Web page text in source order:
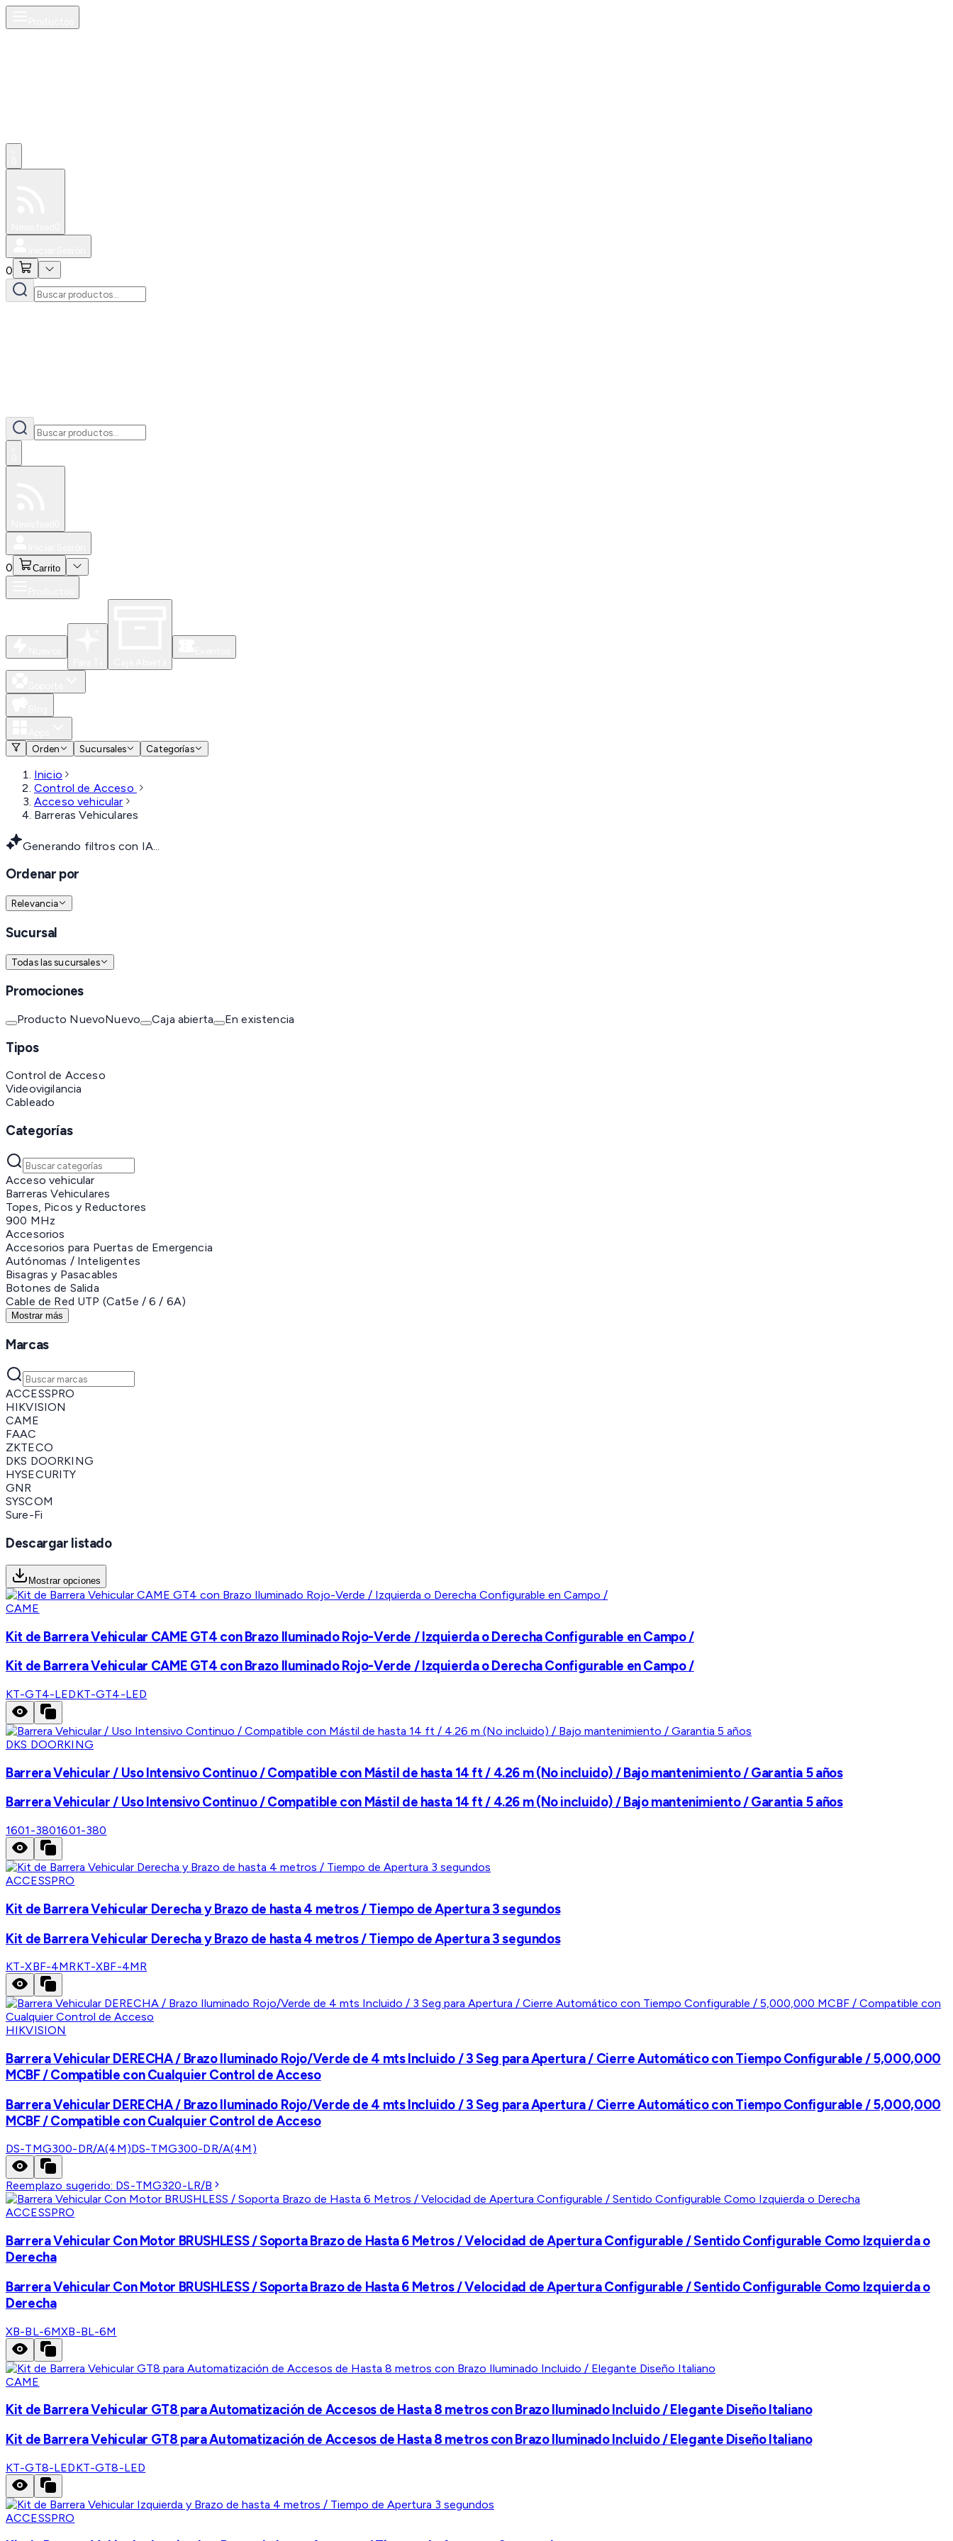
0
0 Carrito
Orden
Sucursales Categorías
Inicio
Control de Acceso
Acceso vehicular
Barreras Vehiculares
Generando filtros con IA...
Ordenar por
Relevancia
Sucursal
Todas las sucursales
Promociones
Producto NuevoNuevo Caja abierta En existencia
Tipos
Control de Acceso
Videovigilancia
Cableado
Categorías
Acceso vehicular
Barreras Vehiculares
Topes, Picos y Reductores
900 MHz
Accesorios
Accesorios para Puertas de Emergencia
Autónomas / Inteligentes
Bisagras y Pasacables
Botones de Salida
Cable de Red UTP (Cat5e / 6 / 6A)
Mostrar más
Marcas
ACCESSPRO
HIKVISION
CAME
FAAC
ZKTECO
DKS DOORKING
HYSECURITY
GNR
SYSCOM
Sure-Fi
Descargar listado
Mostrar opciones
CAME
Kit de Barrera Vehicular CAME GT4 con Brazo Iluminado Rojo-Verde / Izquierda o Derecha Configurable en Campo /
Kit de Barrera Vehicular CAME GT4 con Brazo Iluminado Rojo-Verde / Izquierda o Derecha Configurable en Campo /
KT-GT4-LEDKT-GT4-LED
DKS DOORKING
Barrera Vehicular / Uso Intensivo Continuo / Compatible con Mástil de hasta 14 ft / 4.26 m (No incluido) / Bajo mantenimiento / Garantia 5 años
Barrera Vehicular / Uso Intensivo Continuo / Compatible con Mástil de hasta 14 ft / 4.26 m (No incluido) / Bajo mantenimiento / Garantia 5 años
1601-3801601-380
ACCESSPRO
Kit de Barrera Vehicular Derecha y Brazo de hasta 4 metros / Tiempo de Apertura 3 segundos
Kit de Barrera Vehicular Derecha y Brazo de hasta 4 metros / Tiempo de Apertura 3 segundos
KT-XBF-4MRKT-XBF-4MR
HIKVISION
Barrera Vehicular DERECHA / Brazo Iluminado Rojo/Verde de 4 mts Incluido / 3 Seg para Apertura / Cierre Automático con Tiempo Configurable / 5,000,000
MCBF / Compatible con Cualquier Control de Acceso
Barrera Vehicular DERECHA / Brazo Iluminado Rojo/Verde de 4 mts Incluido / 3 Seg para Apertura / Cierre Automático con Tiempo Configurable / 5,000,000
MCBF / Compatible con Cualquier Control de Acceso
DS-TMG300-DR/A(4M)DS-TMG300-DR/A(4M)
Reemplazo sugerido: DS-TMG320-LR/B
ACCESSPRO
Barrera Vehicular Con Motor BRUSHLESS / Soporta Brazo de Hasta 6 Metros / Velocidad de Apertura Configurable / Sentido Configurable Como Izquierda o
Derecha
Barrera Vehicular Con Motor BRUSHLESS / Soporta Brazo de Hasta 6 Metros / Velocidad de Apertura Configurable / Sentido Configurable Como Izquierda o
Derecha
XB-BL-6MXB-BL-6M
CAME
Kit de Barrera Vehicular GT8 para Automatización de Accesos de Hasta 8 metros con Brazo Iluminado Incluido / Elegante Diseño Italiano
Kit de Barrera Vehicular GT8 para Automatización de Accesos de Hasta 8 metros con Brazo Iluminado Incluido / Elegante Diseño Italiano
KT-GT8-LEDKT-GT8-LED
ACCESSPRO